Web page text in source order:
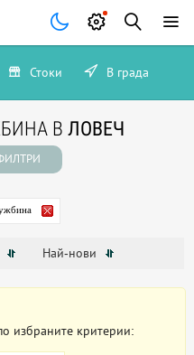
Стоки В града
В ЛОВЕЧ
Най-нови
избраните критерии: